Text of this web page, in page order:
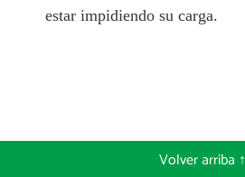
estar impidiendo su carga.
Volver arriba ↑